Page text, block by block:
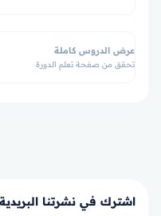
عرض الدروس كاملة
تحقق من صفحة تعلم الدورة
اشترك في نشرتنا البريدية